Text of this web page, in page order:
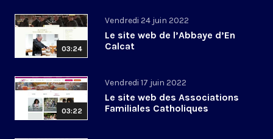
03:24
Vendredi 24 juin 2022
Le site web de l’Abbaye d’En
Calcat
03:22
Vendredi 17 juin 2022
Le site web des Associations
Familiales Catholiques